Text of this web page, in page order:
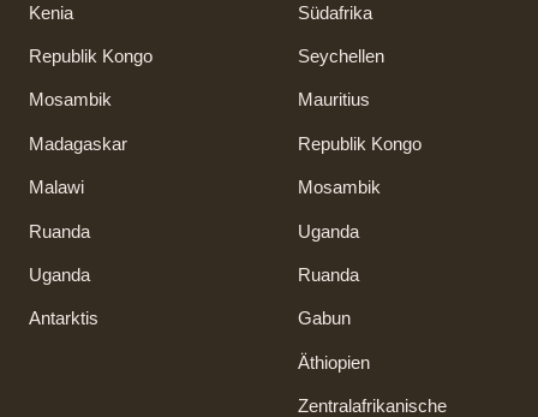
Kenia
Republik Kongo
Mosambik
Madagaskar
Malawi
Ruanda
Uganda
Antarktis
Südafrika
Seychellen
Mauritius
Republik Kongo
Mosambik
Uganda
Ruanda
Gabun
Äthiopien
Zentralafrikanische